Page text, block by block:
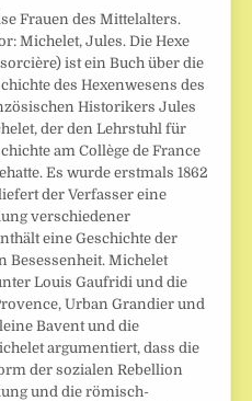
Frauen des Mittelalters.
Michelet, Jules. Die Hexe
ist ein Buch über die
des Hexenwesens des
Historikers Jules
der den Lehrstuhl für
am Collège de France
Es wurde erstmals 1862
der Verfasser eine
verschiedener
eine Geschichte der
Besessenheit. Michelet
Louis Gaufridi und die
Urban Grandier und
Bavent und die
argumentiert, dass die
der sozialen Rebellion
und die römisch-